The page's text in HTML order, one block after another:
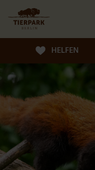
HELFEN